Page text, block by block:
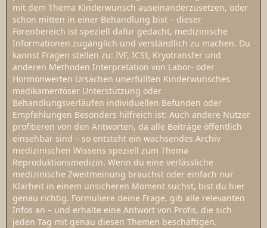
mit dem Thema Kinderwunsch auseinanderzusetzen, oder
schon mitten in einer Behandlung bist – dieser
Forenbereich ist speziell dafür gedacht, medizinische
Informationen zugänglich und verständlich zu machen. Du
kannst Fragen stellen zu: IVF, ICSI, Kryotransfer und
anderen Methoden Interpretation von Labor- oder
Hormonwerten Ursachen unerfüllten Kinderwunsches
medikamentöser Unterstützung oder
Behandlungsverläufen individuellen Befunden oder
Empfehlungen Besonders hilfreich ist: Auch andere Nutzer
profitieren von den Antworten, da alle Beiträge öffentlich
einsehbar sind – so entsteht ein wachsendes Archiv
medizinischen Wissens speziell zum Thema
Reproduktionsmedizin. Wenn du eine verlässliche
medizinische Zweitmeinung brauchst oder einfach nur
Klarheit in einem unsicheren Moment suchst, bist du hier
genau richtig. Formuliere deine Frage, gib alle relevanten
Infos an – und erhalte eine Antwort von Profis, die sich
jeden Tag mit genau diesen Themen beschäftigen.